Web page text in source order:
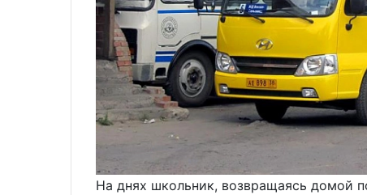
На днях школьник, возвращаясь домой